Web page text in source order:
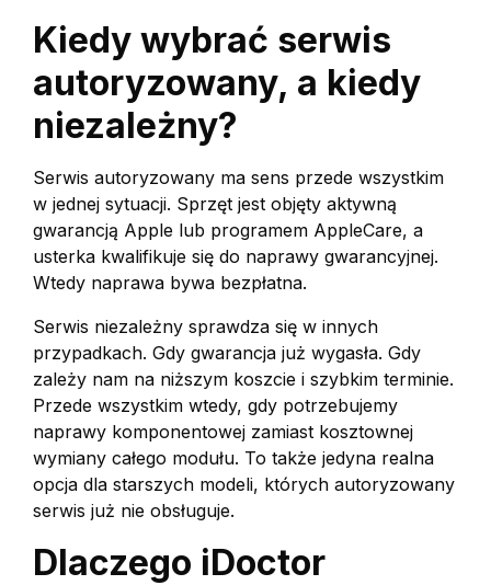
Kiedy wybrać serwis
autoryzowany, a kiedy
niezależny?
Serwis autoryzowany ma sens przede wszystkim
w jednej sytuacji. Sprzęt jest objęty aktywną
gwarancją Apple lub programem AppleCare, a
usterka kwalifikuje się do naprawy gwarancyjnej.
Wtedy naprawa bywa bezpłatna.
Serwis niezależny sprawdza się w innych
przypadkach. Gdy gwarancja już wygasła. Gdy
zależy nam na niższym koszcie i szybkim terminie.
Przede wszystkim wtedy, gdy potrzebujemy
naprawy komponentowej zamiast kosztownej
wymiany całego modułu. To także jedyna realna
opcja dla starszych modeli, których autoryzowany
serwis już nie obsługuje.
Dlaczego iDoctor